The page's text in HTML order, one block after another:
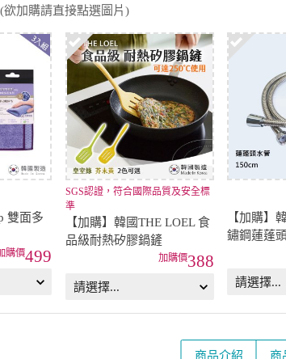
(欲加購請直接點選圖片)
雙面多
499
SGS認證，符合國際品質及安全標
準
【加購】韓國THE LOEL 食
品級耐熱矽膠鍋鏟
388
【加購】
鏽鋼蓮蓬
商品介紹 商